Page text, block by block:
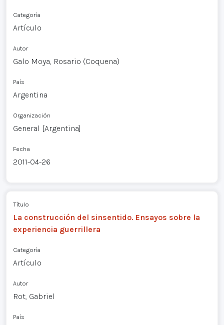
Categoría
Artículo
Autor
Galo Moya, Rosario (Coquena)
País
Argentina
Organización
General [Argentina]
Fecha
2011-04-26
Título
La construcción del sinsentido. Ensayos sobre la
experiencia guerrillera
Categoría
Artículo
Autor
Rot, Gabriel
País